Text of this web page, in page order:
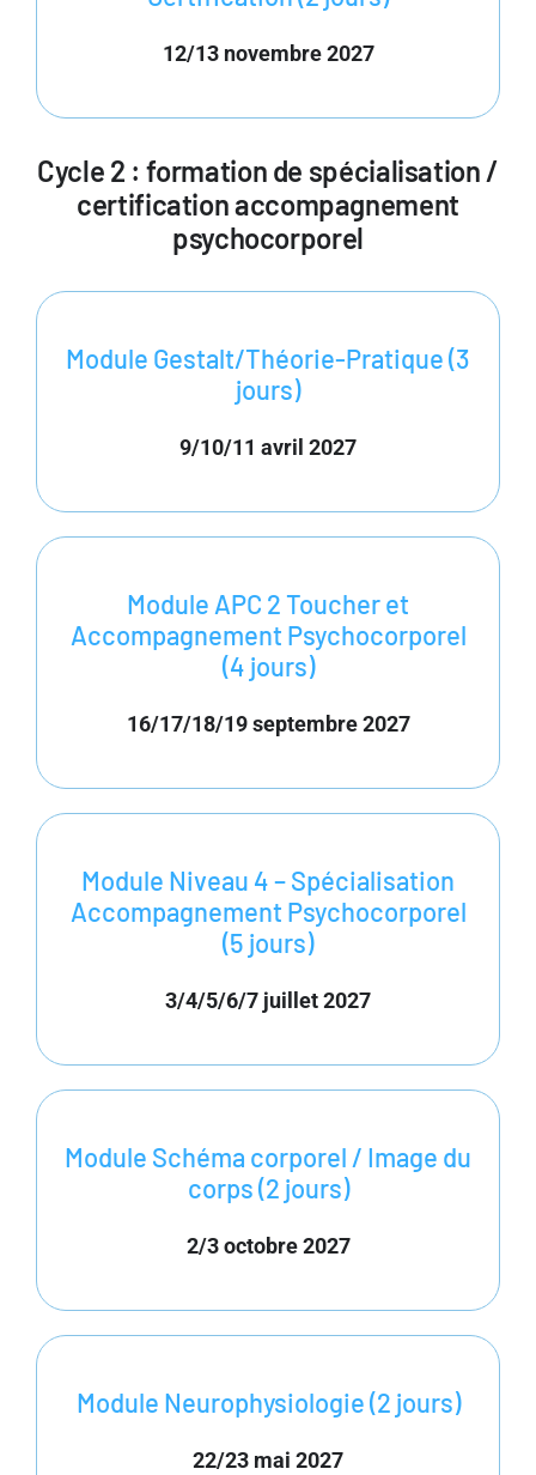
12/13 novembre 2027
Cycle 2 : formation de spécialisation /
certification accompagnement
psychocorporel
Module Gestalt/Théorie-Pratique (3
jours)
9/10/11 avril 2027
Module APC 2 Toucher et
Accompagnement Psychocorporel
(4 jours)
16/17/18/19 septembre 2027
Module Niveau 4 – Spécialisation
Accompagnement Psychocorporel
(5 jours)
3/4/5/6/7 juillet 2027
Module Schéma corporel / Image du
corps (2 jours)
2/3 octobre 2027
Module Neurophysiologie (2 jours)
22/23 mai 2027